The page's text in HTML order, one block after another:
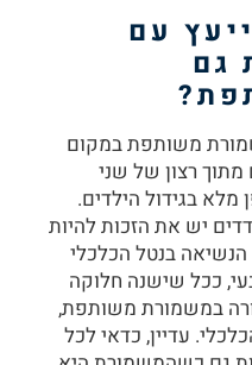
עם
גם
משותפת במקום
רצון של שני
מלא בגידול הילדים.
יש את הזכות להיות
בנטל הכלכלי
ככל שישנה חלוקה
במשמורת משותפת,
עדיין, כדאי לכל